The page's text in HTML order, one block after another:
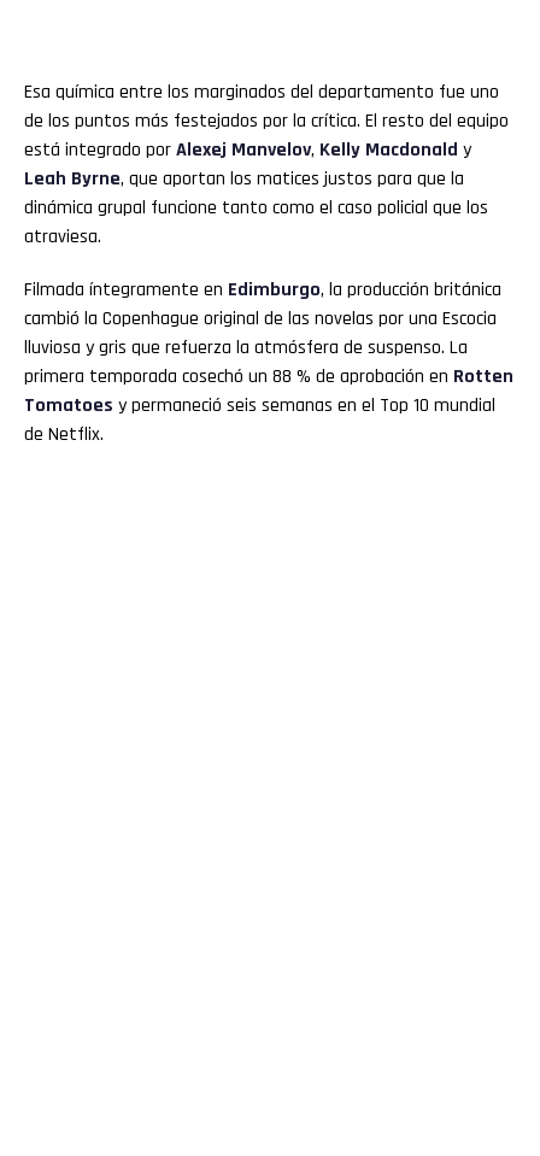
Esa química entre los marginados del departamento fue uno
de los puntos más festejados por la crítica. El resto del equipo
está integrado porAlexej Manvelov, Kelly Macdonald y
Leah Byrne, que aportan los matices justos para que la
dinámica grupal funcione tanto como el caso policial que los
atraviesa.
Filmada íntegramente en Edimburgo, la producción británica
cambió la Copenhague original de las novelas por una Escocia
lluviosa y gris que refuerza la atmósfera de suspenso. La
primera temporada cosechó un 88 % de aprobación en Rotten
Tomatoes y permaneció seis semanas en el Top 10 mundial
de Netflix.